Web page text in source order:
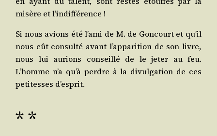
misère et l’indifférence !
Si nous avions été l’a­mi de M. de Gon­court et qu’il
nous eût consul­té avant l’ap­pa­ri­tion de son livre,
nous lui aurions conseillé de le jeter au feu.
L’homme n’a qu’à perdre à la divul­ga­tion de ces
peti­tesses d’esprit.
* *